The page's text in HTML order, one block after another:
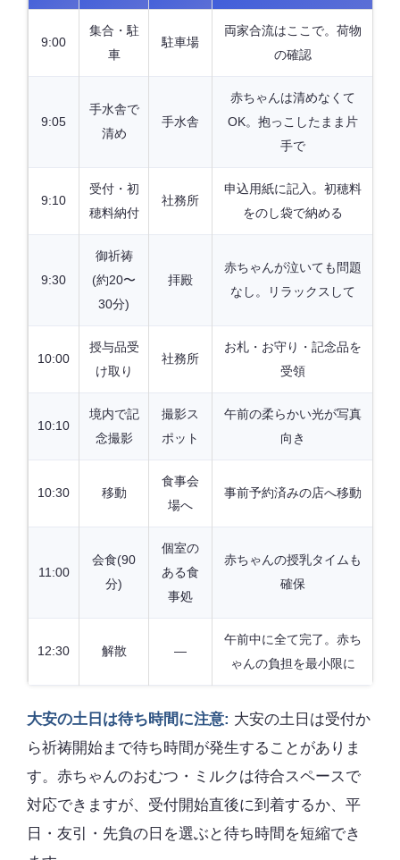
9:00
集合・駐
車
駐車場
両家合流はここで。荷物
の確認
9:05
手水舎で
清め
手水舎
赤ちゃんは清めなくて
OK。抱っこしたまま片
手で
9:10
受付・初
穂料納付
社務所
申込用紙に記入。初穂料
をのし袋で納める
9:30
御祈祷
(約20〜
30分)
拝殿
赤ちゃんが泣いても問題
なし。リラックスして
10:00
授与品受
け取り
社務所
お札・お守り・記念品を
受領
10:10
境内で記
念撮影
撮影ス
ポット
午前の柔らかい光が写真
向き
10:30 移動
食事会
場へ
事前予約済みの店へ移動
11:00
会食(90
分)
個室の
ある食
事処
赤ちゃんの授乳タイムも
確保
12:30 解散 —
午前中に全て完了。赤ち
ゃんの負担を最小限に
大安の土日は待ち時間に注意: 大安の土日は受付か
ら祈祷開始まで待ち時間が発生することがありま
す。赤ちゃんのおむつ・ミルクは待合スペースで
対応できますが、受付開始直後に到着するか、平
日・友引・先負の日を選ぶと待ち時間を短縮でき